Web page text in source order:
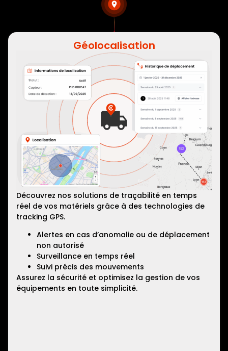
Géolocalisation
Découvrez nos solutions de traçabilité en temps
réel de vos matériels grâce à des technologies de
tracking GPS.
Alertes en cas d’anomalie ou de déplacement
non autorisé
Surveillance en temps réel
Suivi précis des mouvements
Assurez la sécurité et optimisez la gestion de vos
équipements en toute simplicité.